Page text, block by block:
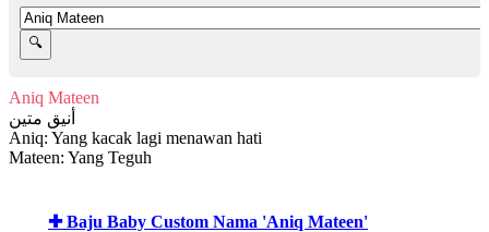
Aniq Mateen
أنيق متين
Aniq: Yang kacak lagi menawan hati
Mateen: Yang Teguh
✚ Baju Baby Custom Nama 'Aniq Mateen'